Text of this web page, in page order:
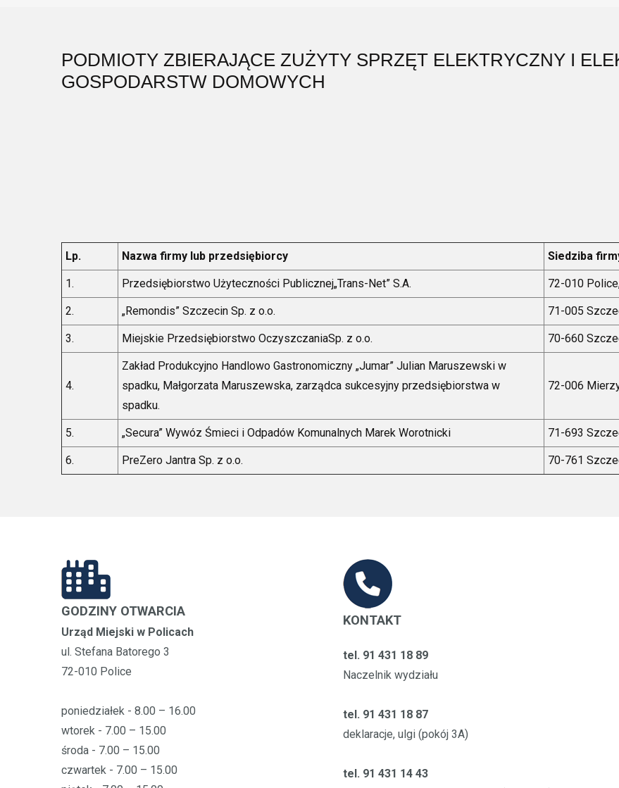
PODMIOTY ZBIERAJĄCE ZUŻYTY SPRZĘT ELEKTRYCZNY I
GOSPODARSTW DOMOWYCH
Lp. Nazwa firmy lub przedsiębiorcy Siedziba
1. Przedsiębiorstwo Użyteczności Publicznej„Trans-Net” S.A. 72-010
2. „Remondis” Szczecin Sp. z o.o. 71-005
3. Miejskie Przedsiębiorstwo OczyszczaniaSp. z o.o. 70-660
4.
Zakład Produkcyjno Handlowo Gastronomiczny „Jumar” Julian Maruszewski w
spadku, Małgorzata Maruszewska, zarządca sukcesyjny przedsiębiorstwa w
spadku.
72-006
5. „Secura” Wywóz Śmieci i Odpadów Komunalnych Marek Worotnicki 71-693
6. PreZero Jantra Sp. z o.o. 70-761
GODZINY OTWARCIA
Urząd Miejski w Policach
ul. Stefana Batorego 3
72-010 Police
poniedziałek - 8.00 – 16.00
wtorek - 7.00 – 15.00
środa - 7.00 – 15.00
czwartek - 7.00 – 15.00
KONTAKT
tel. 91 431 18 89
Naczelnik wydziału
tel. 91 431 18 87
deklaracje, ulgi (pokój 3A)
tel. 91 431 14 43